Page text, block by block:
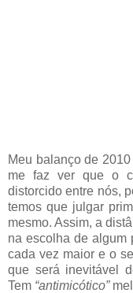
Meu balanço de
me faz ver que o
distorcido entre nós,
temos que julgar
mesmo. Assim, a
na escolha de algum
cada vez maior e o
que será inevitável
Tem “antimicótico”